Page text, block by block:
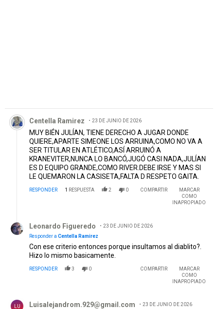
Comentario de Centella Ramirez.
Centella Ramirez 23 DE JUNIO DE 2026
MUY BIÉN JULÍAN, TIENE DERECHO A JUGAR DONDE
QUIERE,APARTE SIMEONE LOS ARRUINA,COMO NO VA A
SER TITULAR EN ATLÉTICO,ASÍ ARRUINÓ A
KRANEVITER,NUNCA LO BANCÓ,JUGÓ CASI NADA,JULÍAN
ES D EQUIPO GRANDE,COMO RIVER.DEBE IRSE Y MAS SI
LE QUEMARON LA CASISETA,FALTA D RESPETO GAITA.
RESPONDER 1 RESPUESTA 2 0 COMPARTIR
MARCAR
COMO
INAPROPIADO
Leonardo Figueredo
23 DE JUNIO DE 2026
Responder a Centella Ramirez
Con ese criterio entonces porque insultamos al diablito?.
Hizo lo mismo basicamente.
RESPONDER 3 0 COMPARTIR
MARCAR
COMO
INAPROPIADO
LU Luisalejandrom.929@gmail.com 23 DE JUNIO DE 2026